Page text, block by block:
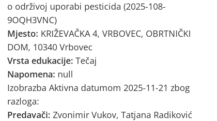
o održivoj uporabi pesticida (2025-108-
9OQH3VNC)
Mjesto: KRIŽEVAČKA 4, VRBOVEC, OBRTNIČKI
DOM, 10340 Vrbovec
Vrsta edukacije: Tečaj
Napomena: null
Izobrazba Aktivna datumom 2025-11-21 zbog
razloga:
Predavači: Zvonimir Vukov, Tatjana Radiković